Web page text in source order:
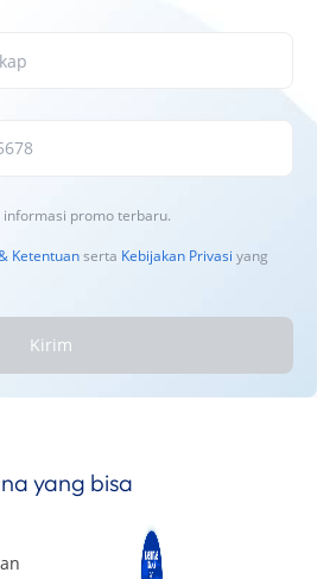
informasi promo terbaru.
Ketentuanserta Kebijakan Privasi yang
Kirim
yang bisa